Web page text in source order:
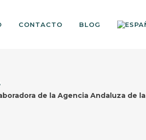
CONTACTO BLOG
de la Agencia Andaluza de la